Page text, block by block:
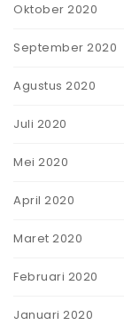
Oktober 2020
September 2020
Agustus 2020
Juli 2020
Mei 2020
April 2020
Maret 2020
Februari 2020
Januari 2020